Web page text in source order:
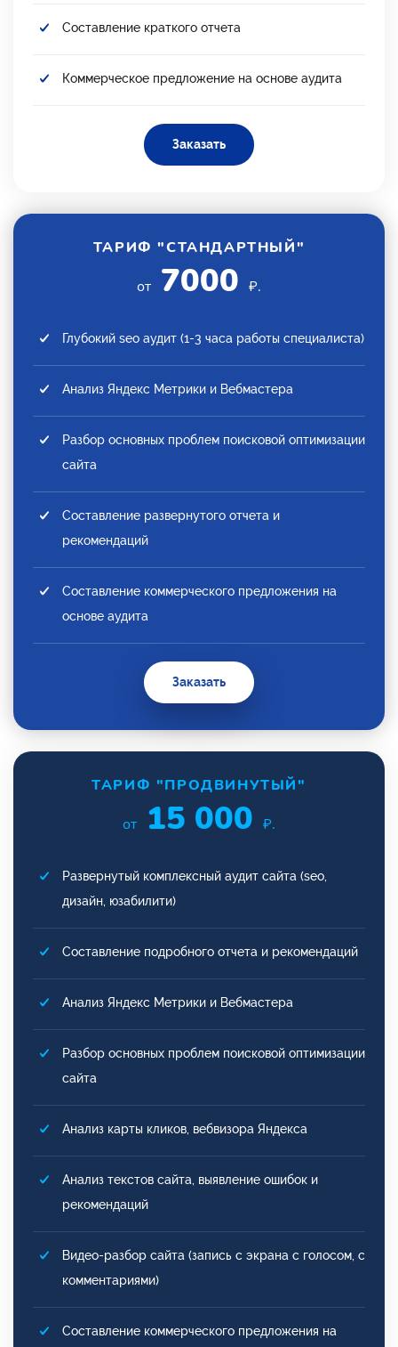
Составление краткого отчета
Коммерческое предложение на основе аудита
Заказать
ТАРИФ "СТАНДАРТНЫЙ"
от 7000 ₽.
Глубокий seo аудит (1-3 часа работы специалиста)
Анализ Яндекс Метрики и Вебмастера
Разбор основных проблем поисковой оптимизации
сайта
Составление развернутого отчета и
рекомендаций
Составление коммерческого предложения на
основе аудита
Заказать
ТАРИФ "ПРОДВИНУТЫЙ"
от 15 000 ₽.
Развернутый комплексный аудит сайта (seo,
дизайн, юзабилити)
Составление подробного отчета и рекомендаций
Анализ Яндекс Метрики и Вебмастера
Разбор основных проблем поисковой оптимизации
сайта
Анализ карты кликов, вебвизора Яндекса
Анализ текстов сайта, выявление ошибок и
рекомендаций
Видео-разбор сайта (запись с экрана с голосом, с
комментариями)
Составление коммерческого предложения на